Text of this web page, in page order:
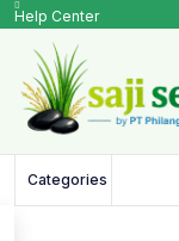
Help Center
Categories